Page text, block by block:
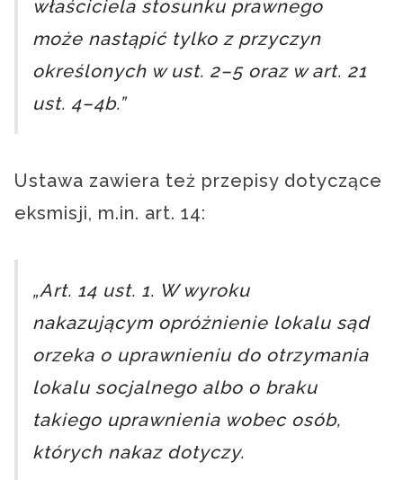
właściciela stosunku prawnego
może nastąpić tylko z przyczyn
określonych w ust. 2–5 oraz w art. 21
ust. 4–4b.”
Ustawa zawiera też przepisy dotyczące
eksmisji, m.in. art. 14:
„Art. 14 ust. 1. W wyroku
nakazującym opróżnienie lokalu sąd
orzeka o uprawnieniu do otrzymania
lokalu socjalnego albo o braku
takiego uprawnienia wobec osób,
których nakaz dotyczy.